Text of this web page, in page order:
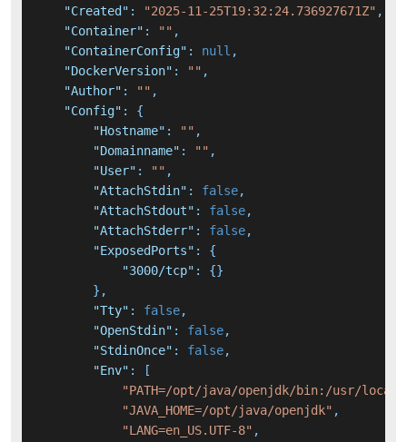
"Created" : "2025-11-25T19:32:24.736927671Z" ,
"Container" : "" ,
"ContainerConfig" : null ,
"DockerVersion" : "" ,
"Author" : "" ,
"Config" :
{
"Hostname" : "" ,
"Domainname" : "" ,
"User" : "" ,
"AttachStdin" : false,
"AttachStdout" : false,
"AttachStderr" : false,
"ExposedPorts" :
{
"3000/tcp" : {}
} ,
"Tty" : false,
"OpenStdin" : false,
"StdinOnce" : false,
"Env" :
[
"PATH=/opt/java/openjdk/bin:/usr/
"JAVA_HOME=/opt/java/openjdk" ,
"LANG=en_US.UTF-8" ,